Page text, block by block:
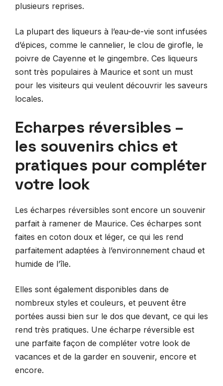
plusieurs reprises.
La plupart des liqueurs à l’eau-de-vie sont infusées
d’épices, comme le cannelier, le clou de girofle, le
poivre de Cayenne et le gingembre. Ces liqueurs
sont très populaires à Maurice et sont un must
pour les visiteurs qui veulent découvrir les saveurs
locales.
Echarpes réversibles –
les souvenirs chics et
pratiques pour compléter
votre look
Les écharpes réversibles sont encore un souvenir
parfait à ramener de Maurice. Ces écharpes sont
faites en coton doux et léger, ce qui les rend
parfaitement adaptées à l’environnement chaud et
humide de l’île.
Elles sont également disponibles dans de
nombreux styles et couleurs, et peuvent être
portées aussi bien sur le dos que devant, ce qui les
rend très pratiques. Une écharpe réversible est
une parfaite façon de compléter votre look de
vacances et de la garder en souvenir, encore et
encore.